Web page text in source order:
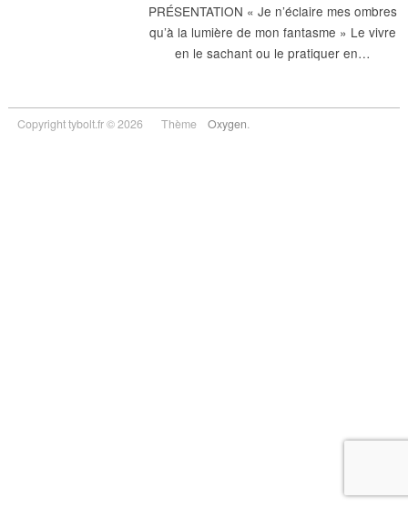
PRÉSENTATION « Je n’éclaire mes ombres
qu’à la lumière de mon fantasme » Le vivre
en le sachant ou le pratiquer en…
Copyright tybolt.fr © 2026 Thème Oxygen